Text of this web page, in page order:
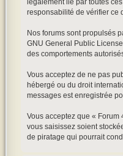
responsabilité de vérifier ce
Nos forums sont propulsés
GNU General Public
des comportements
Vous acceptez de ne pas
hébergé ou du droit
messages est enregistrée
Vous acceptez que « Forum
vous saisissez soient
de piratage qui pourrait